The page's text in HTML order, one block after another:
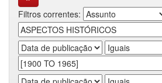
Filtros correntes: